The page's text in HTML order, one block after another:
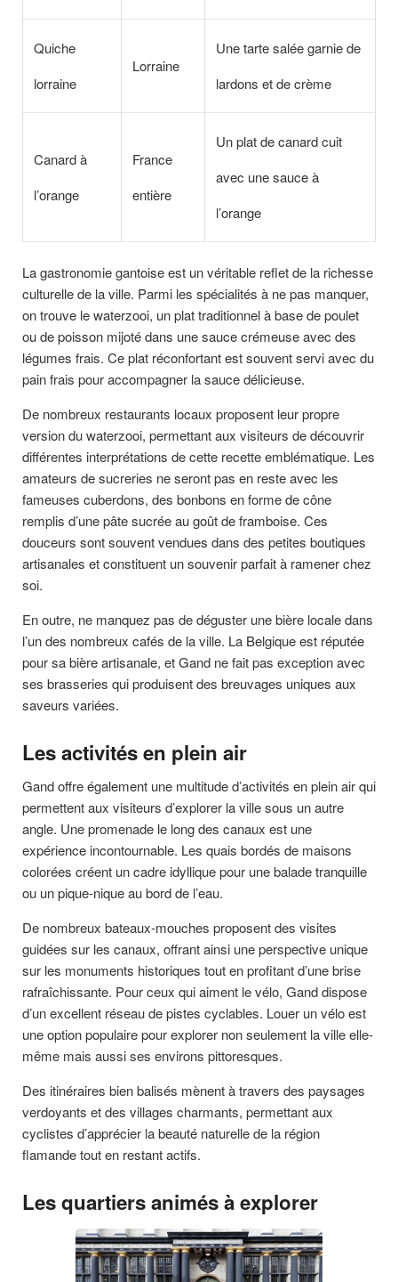
Quiche
lorraine
Lorraine
Une tarte salée garnie de
lardons et de crème
Canard à
l’orange
France
entière
Un plat de canard cuit
avec une sauce à
l’orange
La gastronomie gantoise est un véritable reflet de la richesse
culturelle de la ville. Parmi les spécialités à ne pas manquer,
on trouve le waterzooi, un plat traditionnel à base de poulet
ou de poisson mijoté dans une sauce crémeuse avec des
légumes frais. Ce plat réconfortant est souvent servi avec du
pain frais pour accompagner la sauce délicieuse.
De nombreux restaurants locaux proposent leur propre
version du waterzooi, permettant aux visiteurs de découvrir
différentes interprétations de cette recette emblématique. Les
amateurs de sucreries ne seront pas en reste avec les
fameuses cuberdons, des bonbons en forme de cône
remplis d’une pâte sucrée au goût de framboise. Ces
douceurs sont souvent vendues dans des petites boutiques
artisanales et constituent un souvenir parfait à ramener chez
soi.
En outre, ne manquez pas de déguster une bière locale dans
l’un des nombreux cafés de la ville. La Belgique est réputée
pour sa bière artisanale, et Gand ne fait pas exception avec
ses brasseries qui produisent des breuvages uniques aux
saveurs variées.
Les activités en plein air
Gand offre également une multitude d’activités en plein air qui
permettent aux visiteurs d’explorer la ville sous un autre
angle. Une promenade le long des canaux est une
expérience incontournable. Les quais bordés de maisons
colorées créent un cadre idyllique pour une balade tranquille
ou un pique-nique au bord de l’eau.
De nombreux bateaux-mouches proposent des visites
guidées sur les canaux, offrant ainsi une perspective unique
sur les monuments historiques tout en profitant d’une brise
rafraîchissante. Pour ceux qui aiment le vélo, Gand dispose
d’un excellent réseau de pistes cyclables. Louer un vélo est
une option populaire pour explorer non seulement la ville elle-
même mais aussi ses environs pittoresques.
Des itinéraires bien balisés mènent à travers des paysages
verdoyants et des villages charmants, permettant aux
cyclistes d’apprécier la beauté naturelle de la région
flamande tout en restant actifs.
Les quartiers animés à explorer